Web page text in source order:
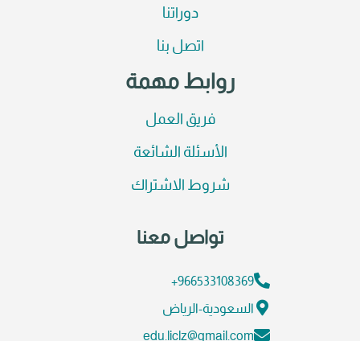
دوراتنا
اتصل بنا
روابط مهمة
فريق العمل
الأسئلة الشائعة
شروط الاشتراك
تواصل معنا
966533108369+
السعودية-الرياض
edu.liclz@gmail.com